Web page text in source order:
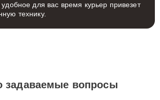
для вас время курьер привезет
технику.
задаваемые вопросы